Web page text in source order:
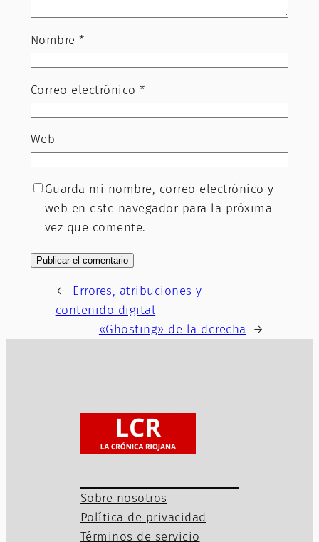
Nombre*
Correo electrónico*
Web
Guarda mi nombre, correo electrónico y
web en este navegador para la próxima
vez que comente.
← Errores, atribuciones y
contenido digital
«Ghosting» de la derecha
→
Sobre nosotros
Política de privacidad
Términos de servicio